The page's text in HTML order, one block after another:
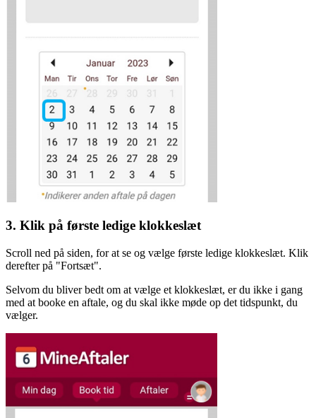
3. Klik på første ledige klokkeslæt
Scroll ned på siden, for at se og vælge første ledige klokkeslæt. Klik
derefter på "Fortsæt".
Selvom du bliver bedt om at vælge et klokkeslæt, er du ikke i gang
med at booke en aftale, og du skal ikke møde op det tidspunkt, du
vælger.